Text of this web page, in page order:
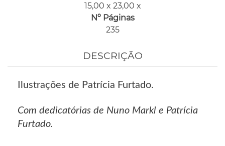
15,00 x 23,00 x
Nº Páginas
235
DESCRIÇÃO
Ilustrações de Patrícia Furtado.
Com dedicatórias de Nuno Markl e Patrícia
Furtado.